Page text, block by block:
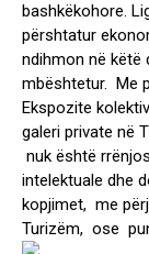
bashkëkohore.
përshtatur
ndihmon në
mbështetur. Me
Ekspozite
galeri private në
nuk është
intelektuale dhe
kopjimet, me
Turizëm, ose